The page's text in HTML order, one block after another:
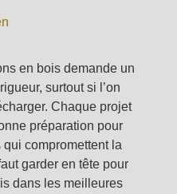
en bois demande un
surtout si l’on
Chaque projet
préparation pour
compromettent la
garder en tête pour
dans les meilleures